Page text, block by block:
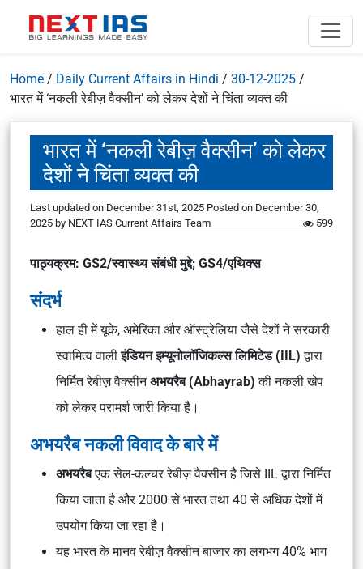
Home / Daily Current Affairs in Hindi / 30-12-2025 /
भारत में ‘नकली रेबीज़ वैक्सीन’ को लेकर देशों ने चिंता व्यक्त की
भारत में ‘नकली रेबीज़ वैक्सीन’ को लेकर
देशों ने चिंता व्यक्त की
Last updated on December 31st, 2025 Posted on December 30,
2025 by NEXT IAS Current Affairs Team 599
पाठ्यक्रम: GS2/स्वास्थ्य संबंधी मुद्दे; GS4/एथिक्स
संदर्भ
हाल ही में यूके, अमेरिका और ऑस्ट्रेलिया जैसे देशों ने सरकारी
स्वामित्व वालीइंडियन इम्यूनोलॉजिकल्स लिमिटेड (IIL) द्वारा
निर्मित रेबीज़ वैक्सीनअभयरैब (Abhayrab) की नकली खेप
को लेकर परामर्श जारी किया है।
अभयरैब नकली विवाद के बारे में
अभयरैबएक सेल-कल्चर रेबीज़ वैक्सीन है जिसे IIL द्वारा निर्मित
किया जाता है और 2000 से भारत तथा 40 से अधिक देशों में
उपयोग किया जा रहा है।
यह भारत के मानव रेबीज़ वैक्सीन बाजार का लगभग 40% भाग